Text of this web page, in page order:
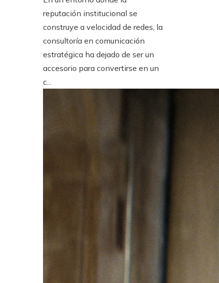
reputación institucional se
construye a velocidad de redes, la
consultoría en comunicación
estratégica ha dejado de ser un
accesorio para convertirse en un
c...